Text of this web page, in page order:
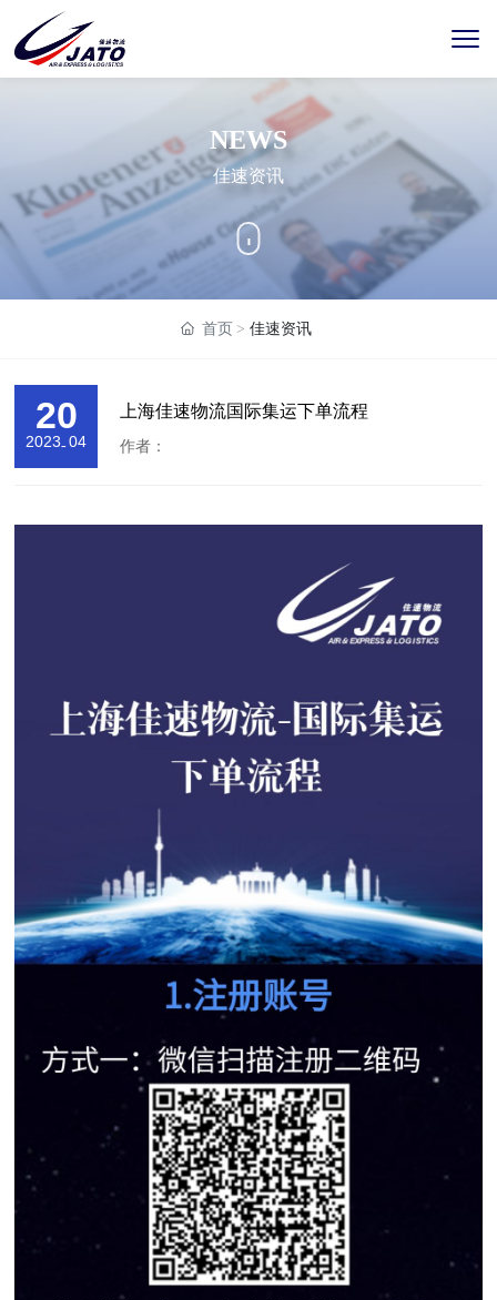
NEWS
佳速资讯
首页 佳速资讯
20
2023-04
上海佳速物流国际集运下单流程
作者：